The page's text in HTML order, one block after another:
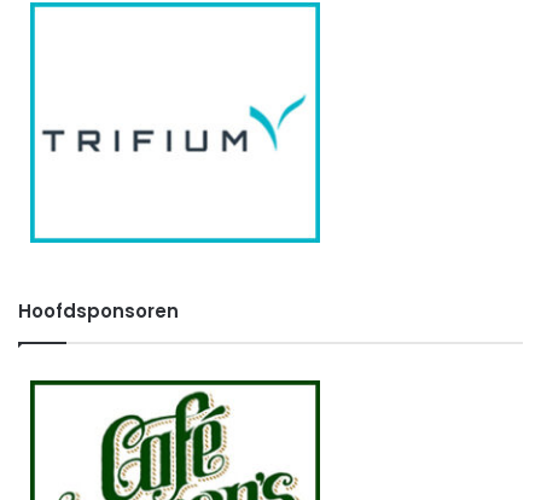
Hoofdsponsoren